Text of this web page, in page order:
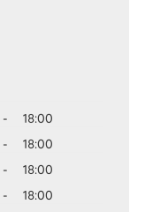
-
18:00
-
18:00
-
18:00
-
18:00